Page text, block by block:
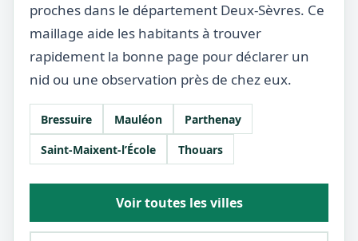
proches dans le département Deux-Sèvres. Ce
maillage aide les habitants à trouver
rapidement la bonne page pour déclarer un
nid ou une observation près de chez eux.
Bressuire Mauléon
Parthenay
Saint-Maixent-l’École
Thouars
Voir toutes les villes